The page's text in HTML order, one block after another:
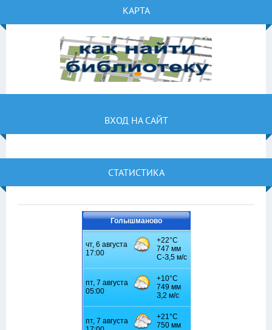
КАРТА
ВХОД НА САЙТ
СТАТИСТИКА
Голышманово